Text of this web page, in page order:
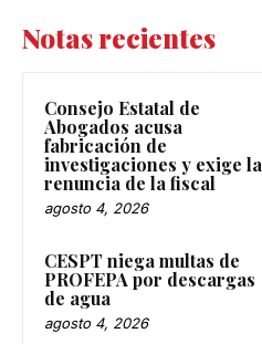
Notas recientes
Consejo Estatal de
Abogados acusa
fabricación de
investigaciones y exige la
renuncia de la fiscal
agosto 4, 2026
CESPT niega multas de
PROFEPA por descargas
de agua
agosto 4, 2026